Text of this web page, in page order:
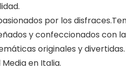
por los
y confeccionados con
originales y
en Italia.